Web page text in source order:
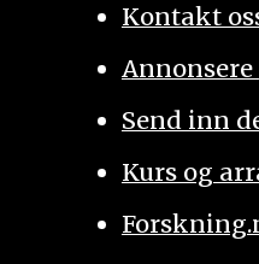
Kontakt
Send inn
Kurs og